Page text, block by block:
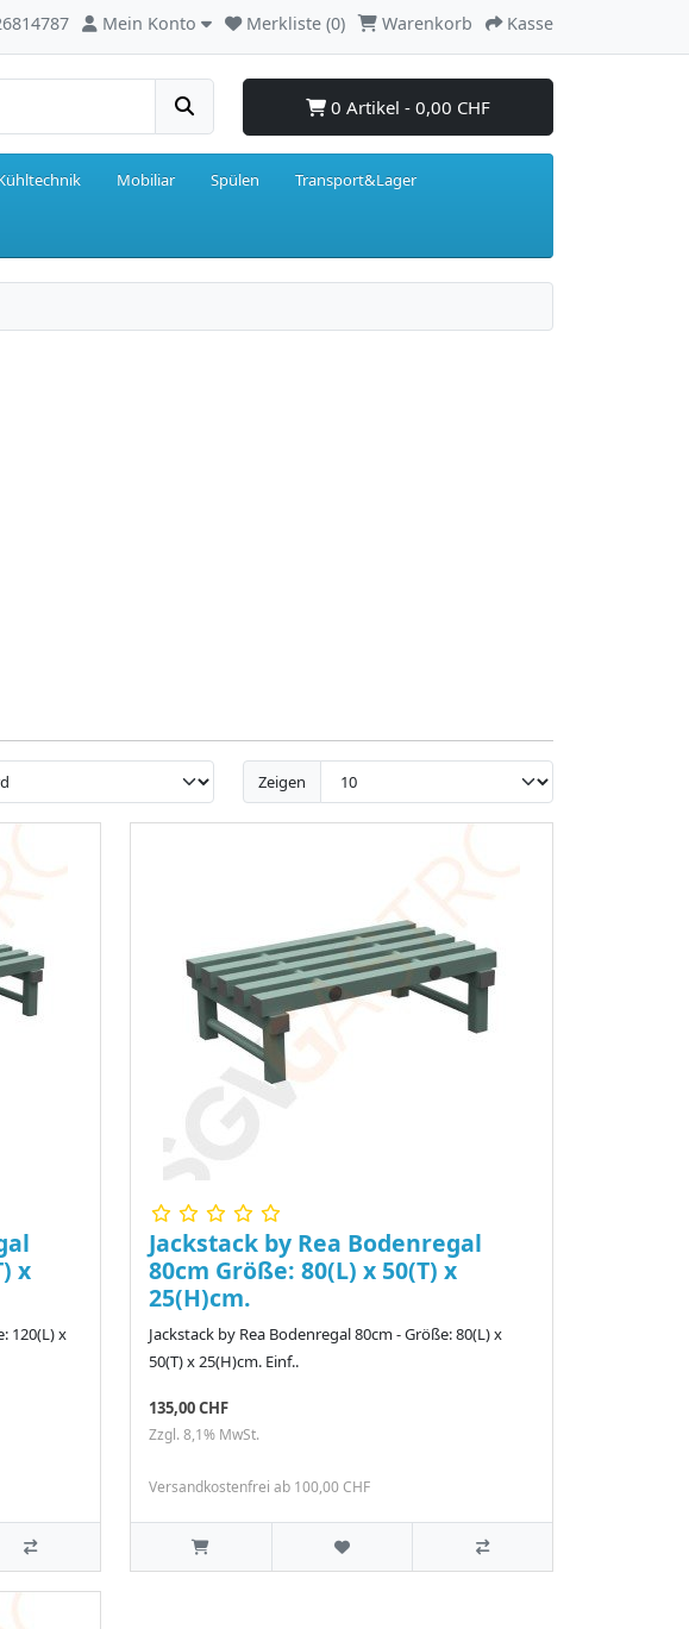
Mein Konto Merkliste (0) Warenkorb Kasse
0 Artikel - 0,00 CHF
Mobiliar Spülen Transport&Lager
Zeigen
x
120(L) x
Jackstack by Rea Bodenregal
80cm Größe: 80(L) x 50(T) x
25(H)cm.
Jackstack by Rea Bodenregal 80cm - Größe: 80(L) x
50(T) x 25(H)cm. Einf..
135,00 CHF
Zzgl. 8,1% MwSt.
Versandkostenfrei ab 100,00 CHF